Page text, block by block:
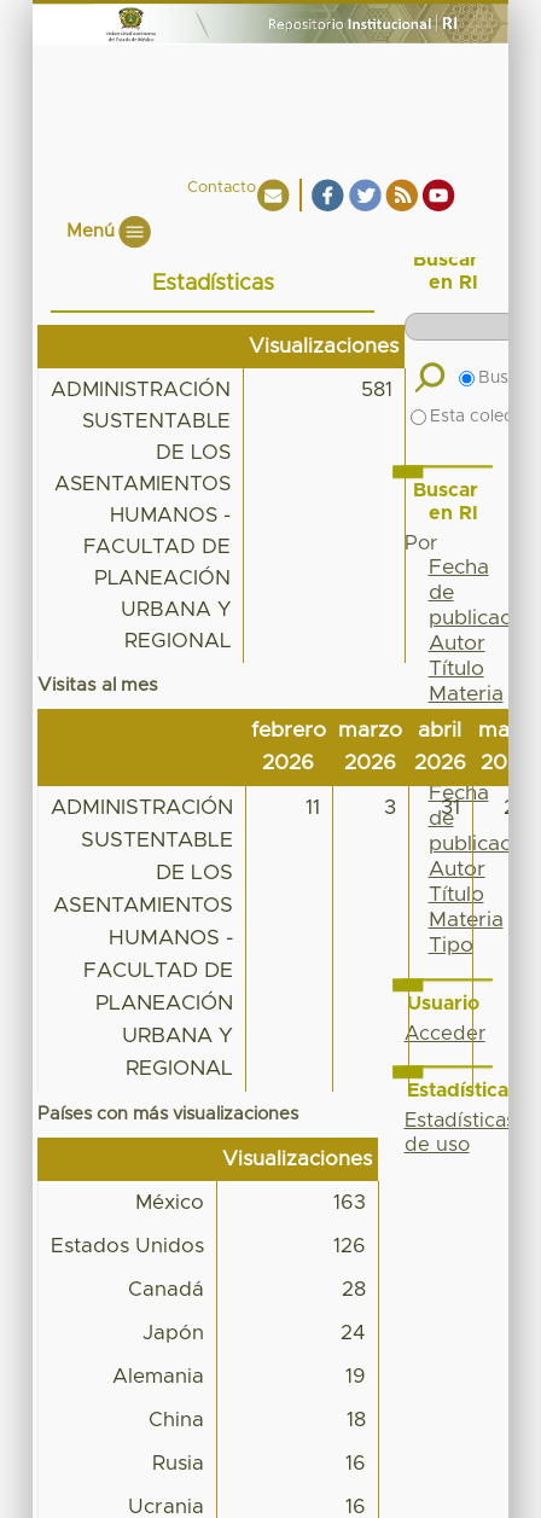
Contacto
Menú
Estadísticas
Visualizaciones
ADMINISTRACIÓN
SUSTENTABLE
DE LOS
ASENTAMIENTOS
HUMANOS -
FACULTAD DE
PLANEACIÓN
URBANA Y
REGIONAL
581
Visitas al mes
febrero
2026
marzo
2026
abril
2026
mayo
2026
ADMINISTRACIÓN
SUSTENTABLE
DE LOS
ASENTAMIENTOS
HUMANOS -
FACULTAD DE
PLANEACIÓN
URBANA Y
REGIONAL
11 3 31 28
Países con más visualizaciones
Visualizaciones
México 163
Estados Unidos 126
Canadá 28
Japón 24
Alemania 19
China 18
Rusia 16
Ucrania 16
Buscar
en RI
Buscar
Esta
Buscar
en RI
Por
Fecha
de
publicación
Autor
Título
Materia
Tipo
colección
Fecha
de
publicación
Autor
Título
Materia
Tipo
Usuario
Acceder
Estadísticas
Estadísticas
de uso